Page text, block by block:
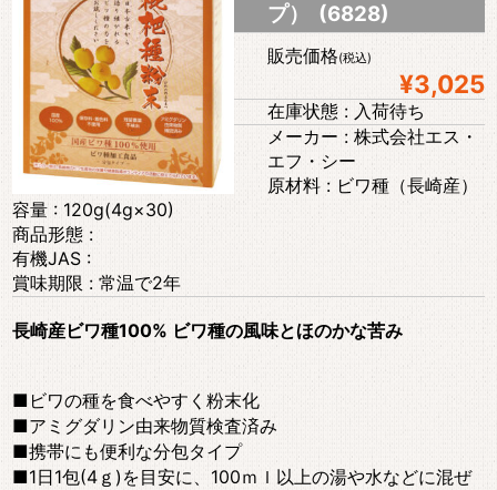
プ） (6828)
販売価格(税込)
¥3,025
在庫状態 : 入荷待ち
メーカー : 株式会社エス・
エフ・シー
原材料 : ビワ種（長崎産）
容量 : 120g(4g×30)
商品形態 :
有機JAS :
賞味期限 : 常温で2年
長崎産ビワ種100% ビワ種の風味とほのかな苦み
■ビワの種を食べやすく粉末化
■アミグダリン由来物質検査済み
■携帯にも便利な分包タイプ
■1日1包(4ｇ)を目安に、100ｍｌ以上の湯や水などに混ぜ